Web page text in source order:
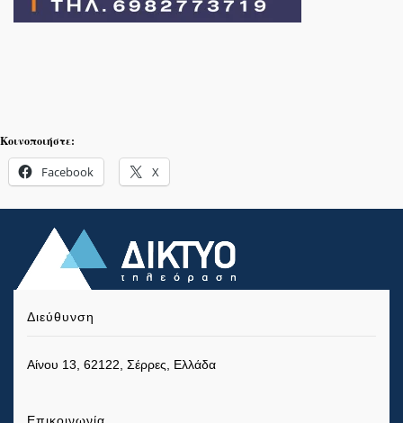
Κοινοποιήστε:
Facebook X
Διεύθυνση
Αίνου 13, 62122, Σέρρες, Ελλάδα